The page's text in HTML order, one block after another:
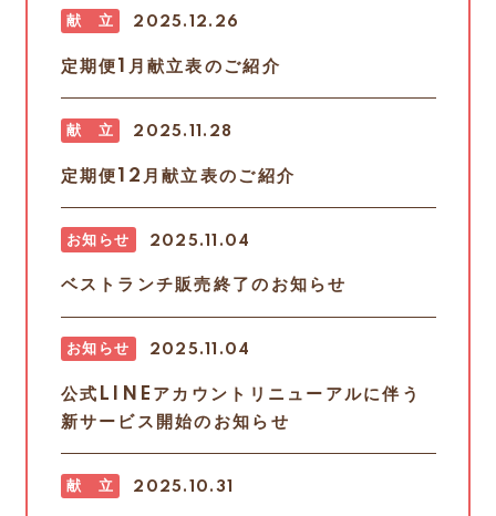
2025.12.26
献 立
定期便1月献立表のご紹介
2025.11.28
献 立
定期便12月献立表のご紹介
2025.11.04
お知らせ
ベストランチ販売終了のお知らせ
2025.11.04
お知らせ
公式LINEアカウントリニューアルに伴う
新サービス開始のお知らせ
2025.10.31
献 立